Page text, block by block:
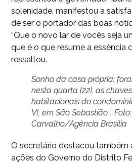
solenidade, manifestou a
de ser o portador das boas
“Que o novo lar de vocês seja
que é o que resume a essência
ressaltou.
Sonho da casa própria:
nesta quarta (22), as
habitacionais do
VI, em São Sebastião |
Carvalho/Agência Brasília
O secretário destacou também
ações do Governo do Distrito